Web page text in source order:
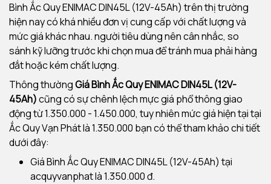
Bình Ắc Quy ENIMAC DIN45L (12V-45Ah) trên thị trường
hiện nay có khá nhiều đơn vị cung cấp với chất lượng và
mức giá khác nhau. người tiêu dùng nên cân nhắc, so
sánh kỹ lưỡng trước khi chọn mua để tránh mua phải hàng
đắt hoặc kém chất lượng.
Thông thườngGiá Bình Ắc Quy ENIMAC DIN45L (12V-
45Ah)cũng có sự chênh lệch mực giá phổ thông giao
động từ 1.350.000 - 1.450.000, tuy nhiên mức giá hiện tại tại
Ắc Quy Vạn Phát là 1.350.000 bạn có thể tham khảo chi tiết
dưới đây:
Giá Bình Ắc Quy ENIMAC DIN45L (12V-45Ah) tại
acquyvanphat là 1.350.000 đ.